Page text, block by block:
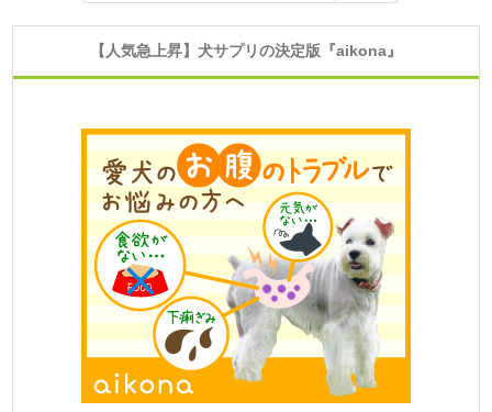
【人気急上昇】犬サプリの決定版『aikona』